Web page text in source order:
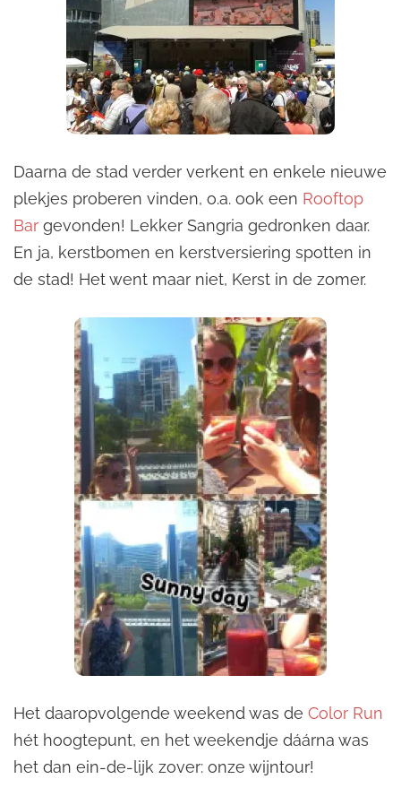
Daarna de stad verder verkent en enkele nieuwe
plekjes proberen vinden, o.a. ook een Rooftop
Bar gevonden! Lekker Sangria gedronken daar.
En ja, kerstbomen en kerstversiering spotten in
de stad! Het went maar niet, Kerst in de zomer.
Het daaropvolgende weekend was de Color Run
hét hoogtepunt, en het weekendje dáárna was
het dan ein-de-lijk zover: onze wijntour!